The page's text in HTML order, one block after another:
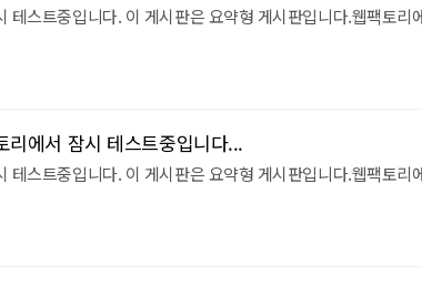
스트중입니다. 이 게시판은 요약형 게시판입니다.웹팩토
에서 잠시 테스트중입니다...
스트중입니다. 이 게시판은 요약형 게시판입니다.웹팩토